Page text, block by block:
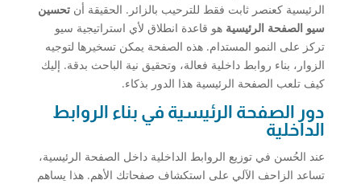
الرئيسية كعنصر ثابت فقط للترحيب بالزائر. الحقيقة أن تحسين
سيو الصفحة الرئيسية هو قاعدة انطلاق لأي استراتيجية سيو
تركز على النمو المستدام. هذه الصفحة يمكن تسخيرها لتوجيه
الزوار، بناء روابط داخلية فعالة، وتحقيق نية الباحث بدقة. إليك
كيف تلعب الصفحة الرئيسية هذا الدور بذكاء.
دور الصفحة الرئيسية في بناء الروابط
الداخلية
عند الحُسن في توزيع الروابط الداخلية داخل الصفحة الرئيسية،
تساعد الزاحف الآلي على استكشاف صفحاتك الأهم. هذا يساهم